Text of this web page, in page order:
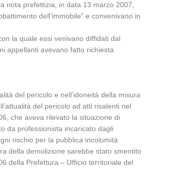
nota prefettizia, in data 13 marzo 2007,
dell’immobile” e convenivano in
la quale essi venivano diffidati dal
appellanti avevano fatto richiesta
del pericolo e nell’idoneità della misura
del pericolo ad atti risalenti nel
che aveva rilevato la situazione di
da professionista incaricato dagli
rischio per la pubblica incolumità
della demolizione sarebbe stato smentito
della Prefettura – Ufficio territoriale del